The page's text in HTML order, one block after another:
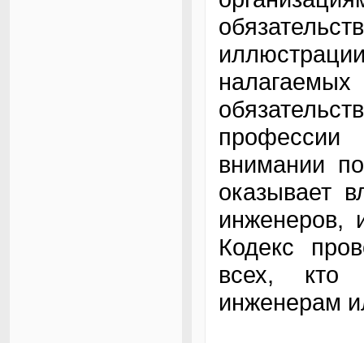
профессии
внимании
оказывает
инженеров,
Кодекс
всех, кто
инженерам